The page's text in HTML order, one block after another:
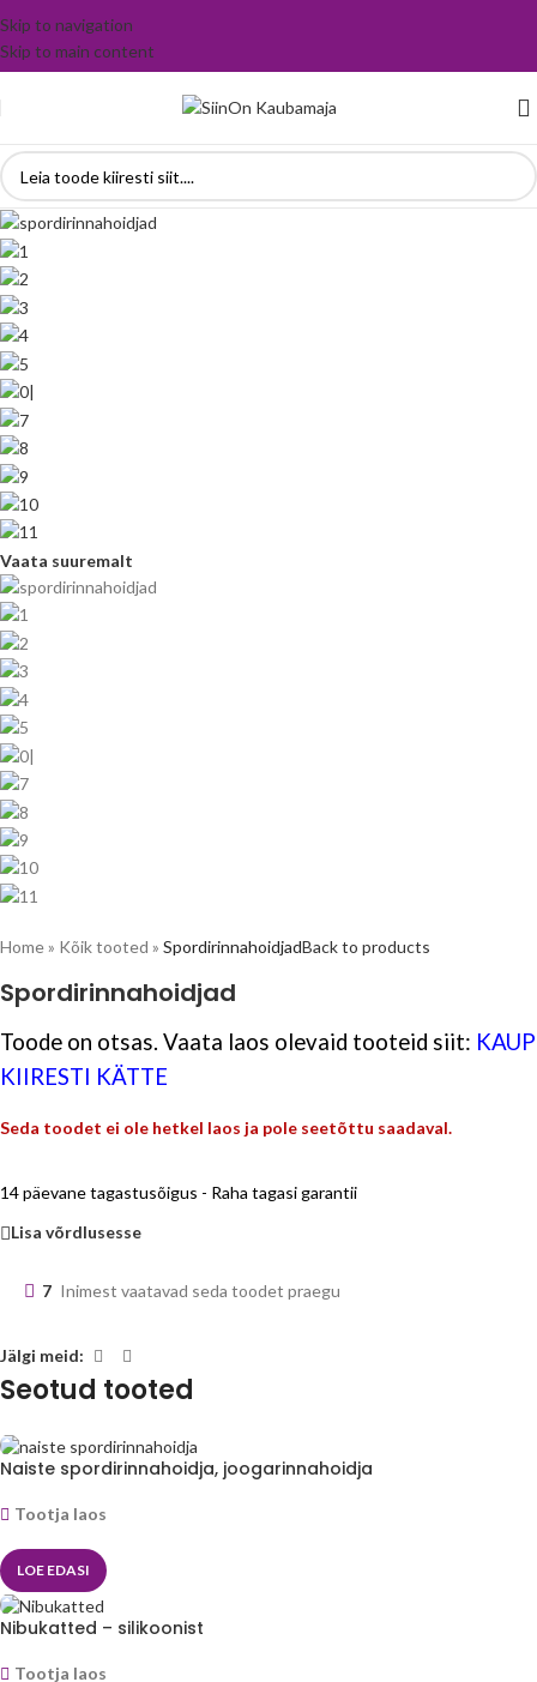
Skip to navigation
Skip to main content
Vaata suuremalt
Home» Kõik tooted » SpordirinnahoidjadBack to products
Spordirinnahoidjad
Toode on otsas. Vaata laos olevaid tooteid siit: KAUP
KIIRESTI KÄTTE
Seda toodet ei ole hetkel laos ja pole seetõttu saadaval.
14 päevane tagastusõigus - Raha tagasi garantii
Lisa võrdlusesse
7 Inimest vaatavad seda toodet praegu
Jälgi meid:
Seotud tooted
Naiste spordirinnahoidja, joogarinnahoidja
Tootja laos
LOE EDASI
Nibukatted – silikoonist
Tootja laos